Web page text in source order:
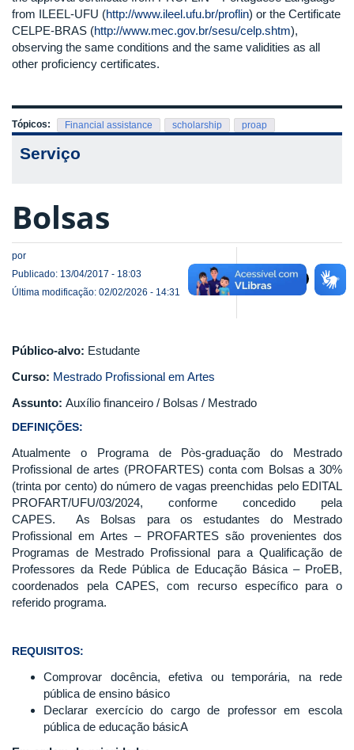
from ILEEL-UFU (http://www.ileel.ufu.br/proflin) or the Certificate
CELPE-BRAS (http://www.mec.gov.br/sesu/celp.shtm),
observing the same conditions and the same validities as all
other proficiency certificates.
Tópicos: Financial assistance scholarship proap
Serviço
Bolsas
por
Publicado: 13/04/2017 - 18:03
Última modificação: 02/02/2026 - 14:31
Público-alvo: Estudante
Curso: Mestrado Profissional em Artes
Assunto: Auxílio financeiro / Bolsas / Mestrado
DEFINIÇÕES:
Atualmente o Programa de Pòs-graduação do Mestrado
Profissional de artes (PROFARTES) conta com Bolsas a 30%
(trinta por cento) do número de vagas preenchidas pelo EDITAL
PROFART/UFU/03/2024, conforme concedido pela
CAPES. As Bolsas para os estudantes do Mestrado
Profissional em Artes – PROFARTES são provenientes dos
Programas de Mestrado Profissional para a Qualificação de
Professores da Rede Pública de Educação Básica – ProEB,
coordenados pela CAPES, com recurso específico para o
referido programa.
REQUISITOS:
Comprovar docência, efetiva ou temporária, na rede
pública de ensino básico
Declarar exercício do cargo de professor em escola
pública de educação básicA